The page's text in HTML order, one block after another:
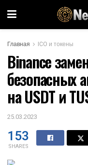
Главная ICO и токены
Binance
безопасных
на USDT и
25.03.2023
153
SHARES